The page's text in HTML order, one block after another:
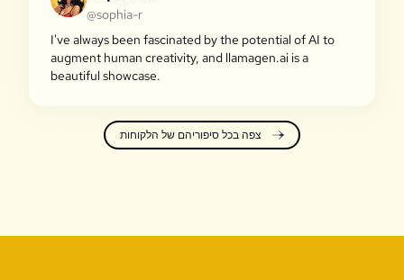
@sophia-r
I've always been fascinated by the potential of AI to
augment human creativity, and llamagen.ai is a
beautiful showcase.
צפה בכל סיפוריהם של הלקוחות